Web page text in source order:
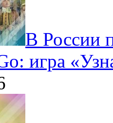
В России
игра